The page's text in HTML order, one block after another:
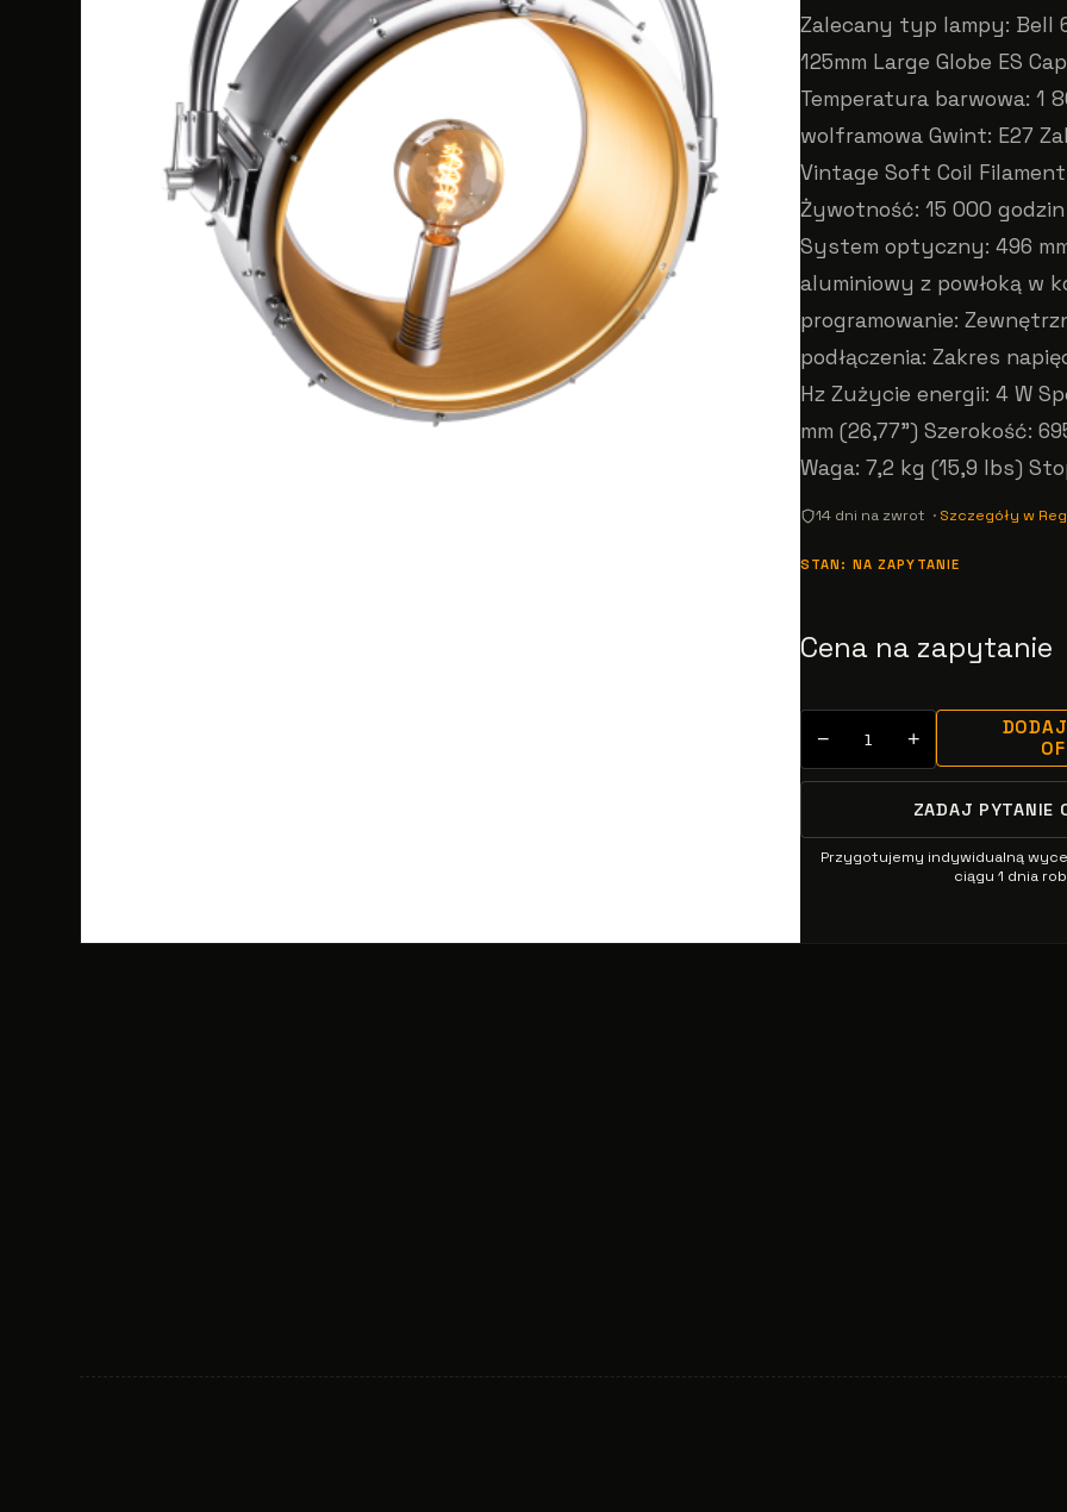
Zalecany typ lampy: Bell
125mm Large Globe ES
Temperatura barwowa: 1
wolframowa Gwint: E27
Vintage Soft Coil Filament
Żywotność: 15 000
System optyczny: 496
aluminiowy z powłoką w
programowanie:
podłączenia: Zakres
Hz Zużycie energii: 4 W
mm (26,77”) Szerokość:
Waga: 7,2 kg (15,9 lbs)
14 dni na zwrot · Szczegóły w
STAN: NA ZAPYTANIE
Cena na zapytanie
− +
ZADAJ PYTANIE
Przygotujemy indywidualną
ciągu 1 dnia